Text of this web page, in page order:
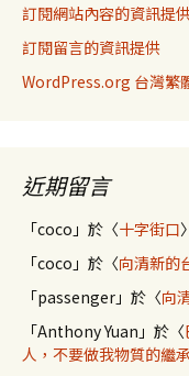
訂閱網站內容的資訊提
訂閱留言的資訊提供
WordPress.org 台灣繁
近期留言
「coco 」於〈十字街口
「coco 」於〈向清新的
「passenger 」於〈向
「Anthony Yuan 」於〈
人，不要做我物質的繼